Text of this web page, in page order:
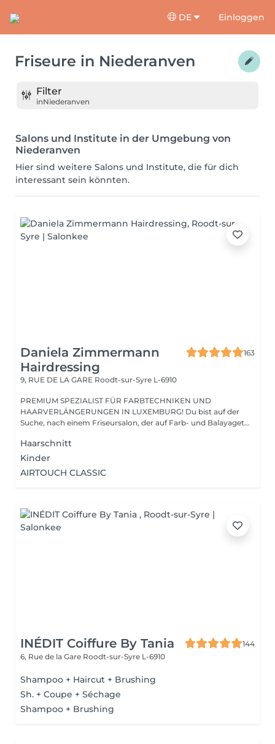
DE Einloggen
Friseure in Niederanven
Filter
inNiederanven
Salons und Institute in der Umgebung von
Niederanven
Hier sind weitere Salons und Institute, die für dich
interessant sein könnten.
Daniela Zimmermann
Hairdressing
163
9, RUE DE LA GARE Roodt-sur-Syre L-6910
PREMIUM SPEZIALIST FÜR FARBTECHNIKEN UND
HAARVERLÄNGERUNGEN IN LUXEMBURG! Du bist auf der
Suche, nach einem Friseursalon, der auf Farb- und Balayaget...
Haarschnitt
Kinder
AIRTOUCH CLASSIC
INÉDIT Coiffure By Tania
144
6, Rue de la Gare Roodt-sur-Syre L-6910
Shampoo + Haircut + Brushing
Sh. + Coupe + Séchage
Shampoo + Brushing